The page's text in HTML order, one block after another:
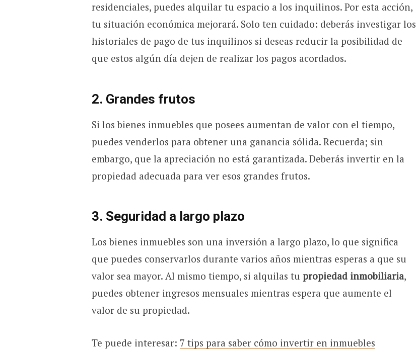
residenciales, puedes alquilar tu espacio a los inquilinos. Por esta acción,
tu situación económica mejorará. Solo ten cuidado: deberás investigar los
historiales de pago de tus inquilinos si deseas reducir la posibilidad de
que estos algún día dejen de realizar los pagos acordados.
2. Grandes frutos
Si los bienes inmuebles que posees aumentan de valor con el tiempo,
puedes venderlos para obtener una ganancia sólida. Recuerda; sin
embargo, que la apreciación no está garantizada. Deberás invertir en la
propiedad adecuada para ver esos grandes frutos.
3. Seguridad a largo plazo
Los bienes inmuebles son una inversión a largo plazo, lo que significa
que puedes conservarlos durante varios años mientras esperas a que su
valor sea mayor. Al mismo tiempo, si alquilas tu propiedad inmobiliaria,
puedes obtener ingresos mensuales mientras espera que aumente el
valor de su propiedad.
Te puede interesar: 7 tips para saber cómo invertir en inmuebles